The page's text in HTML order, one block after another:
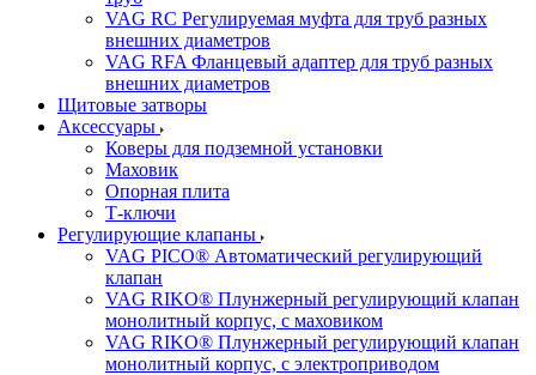
VAG RC Регулируемая муфта для труб разных
внешних диаметров
VAG RFA Фланцевый адаптер для труб разных
внешних диаметров
Щитовые затворы
Аксессуары
Коверы для подземной установки
Маховик
Опорная плита
Т-ключи
Регулирующие клапаны
VAG PICO® Автоматический регулирующий
клапан
VAG RIKO® Плунжерный регулирующий клапан
монолитный корпус, с маховиком
VAG RIKO® Плунжерный регулирующий клапан
монолитный корпус, с электроприводом